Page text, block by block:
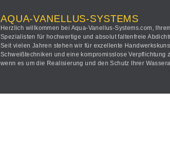
AQUA-VANELLUS-SYSTEMS
Herzlich willkommen bei Aqua-Vanellus-Systems.com,
Spezialisten für hochwertige und absolut faltenfreie
Seit vielen Jahren stehen wir für exzellente
Schweißtechniken und eine kompromisslose Verpflichtung
wenn es um die Realisierung und den Schutz Ihrer